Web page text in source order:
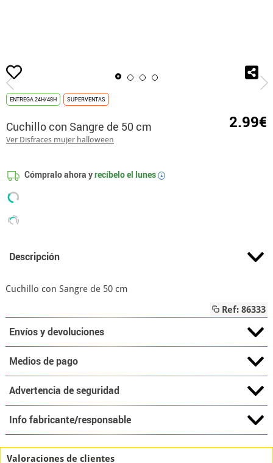
Inicio Cuchillo con Sangre
ENTREGA 24H/48H SUPERVENTAS
Cuchillo con Sangre de 50 cm
Ver Disfraces mujer halloween
2.99€
Cómpralo ahora yrecíbelo el lunes i
Descripción
Cuchillo con Sangre de 50 cm
Ref: 86333
Envíos y devoluciones
Medios de pago
Advertencia de seguridad
Info fabricante/responsable
Valoraciones de clientes